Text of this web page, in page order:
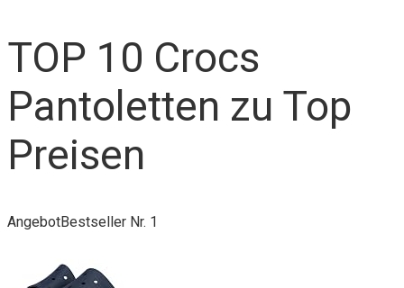
TOP 10 Crocs
Pantoletten zu Top
Preisen
AngebotBestseller Nr. 1